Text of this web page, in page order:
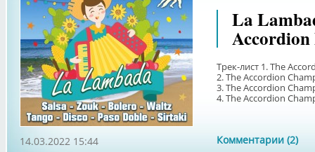
La
Accordion
Трек-лист 1. The
2. The Accordion
3. The Accordion
4. The Accordion
Комментарии (2)
14.03.2022 15:44